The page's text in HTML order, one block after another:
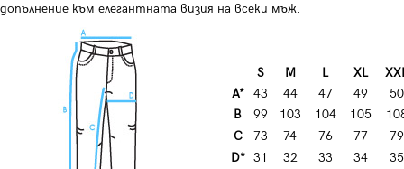
допълнение към елегантната визия на всеки мъж.
S M L XL
A*
43 44 47 49
50
B
99 103 104 105
C
73 74 76 77
79
D* 31 32 33 34
35